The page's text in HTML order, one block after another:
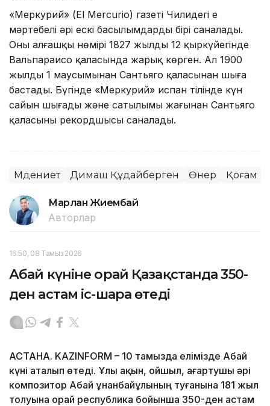
«Меркурий» (El Mercurio) газеті Чилидегі ең
мәртебелі әрі ескі басылымдардың бірі саналады.
Оның алғашқы нөмірі 1827 жылдың 12 қыркүйегінде
Вальпараисо қаласында жарық көрген. Ал 1900
жылдың 1 маусымынан Сантьяго қаласынан шыға
бастады. Бүгінде «Меркурий» испан тілінде күн
сайын шығады және сатылымы жағынан Сантьяго
қаласының рекордшысы саналады.
Мәдениет Димаш Құдайберген Өнер Қоғам
Марлан Жиембай
Авторлар
16:50, 08 Тамыз 2026
Абай күніне орай Қазақстанда 350-
ден астам іс-шара өтеді
АСТАНА. KAZINFORM – 10 тамызда елімізде Абай
күні аталып өтеді. Ұлы ақын, ойшыл, ағартушы әрі
композитор Абай Құнанбайұлының туғанына 181 жыл
толуына орай республика бойынша 350-ден астам